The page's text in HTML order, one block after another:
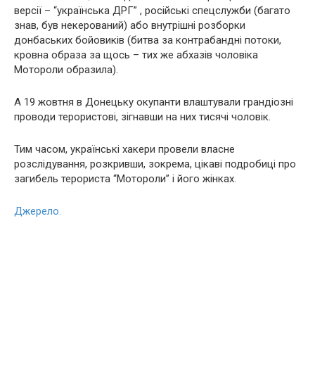
версії – “українська ДРГ” , російські спецслужби (багато
знав, був некерований) або внутрішні розборки
донбаських бойовиків (битва за контрабандні потоки,
кровна образа за щось – тих же абхазів чоловіка
Мотороли образила).
А 19 жовтня в Донецьку окупанти влаштували грандіозні
проводи терористові, зігнавши на них тисячі чоловік.
Тим часом, українські хакери провели власне
розслідування, розкривши, зокрема, цікаві подробиці про
загибель терориста “Мотороли” і його жінках.
Джерело.